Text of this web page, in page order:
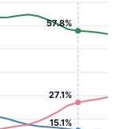
15.1%
27.1%
57.8%